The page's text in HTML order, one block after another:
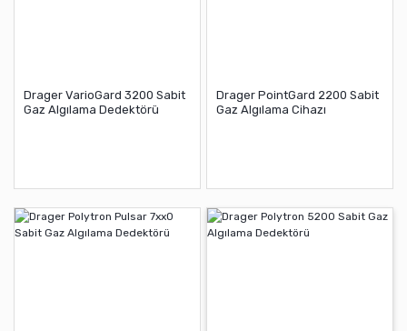
Drager VarioGard 3200 Sabit
Gaz Algılama Dedektörü
Drager PointGard 2200 Sabit
Gaz Algılama Cihazı